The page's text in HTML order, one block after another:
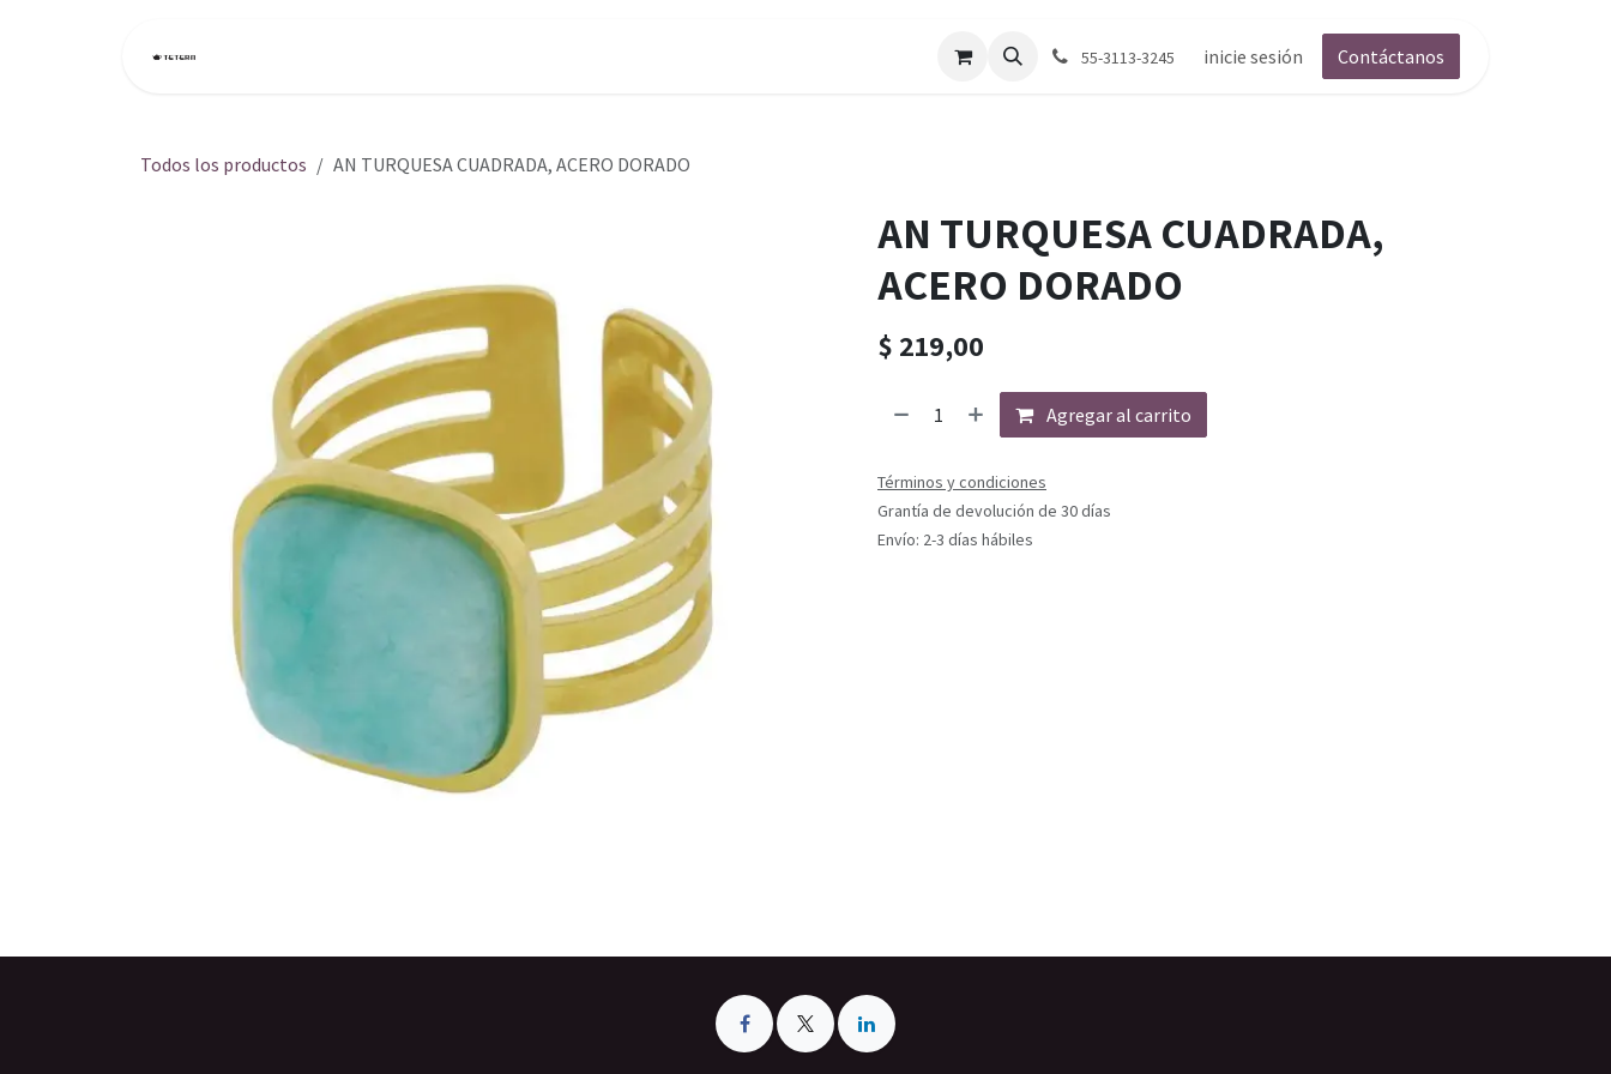
55-3113-3245 inicie sesión Contáctanos
Todos los productos AN TURQUESA CUADRADA, ACERO DORADO
AN TURQUESA CUADRADA,
ACERO DORADO
$ 219,00
Agregar al carrito
Términos y condiciones
Grantía de devolución de 30 días
Envío: 2-3 días hábiles